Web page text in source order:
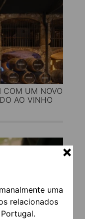
uma
relacionados
COM UM NOVO
AO VINHO